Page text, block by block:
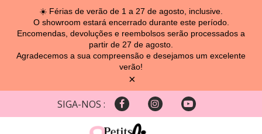
☀️ Férias de verão de 1 a 27 de agosto, inclusive.
O showroom estará encerrado durante este período.
Encomendas, devoluções e reembolsos serão processados ​​a
partir de 27 de agosto.
Agradecemos a sua compreensão e desejamos um excelente
verão!
×
SIGA-NOS :